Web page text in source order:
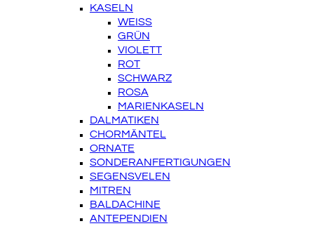
KASELN
WEISS
GRÜN
VIOLETT
ROT
SCHWARZ
ROSA
MARIENKASELN
DALMATIKEN
CHORMÄNTEL
ORNATE
SONDERANFERTIGUNGEN
SEGENSVELEN
MITREN
BALDACHINE
ANTEPENDIEN